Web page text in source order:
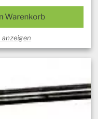
Warenkorb
anzeigen